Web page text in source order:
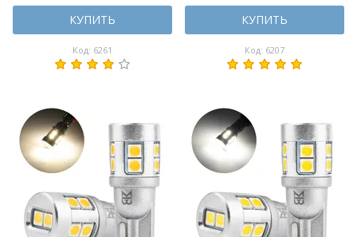
КУПИТЬ
Код: 6261
КУПИТЬ
Код: 6207